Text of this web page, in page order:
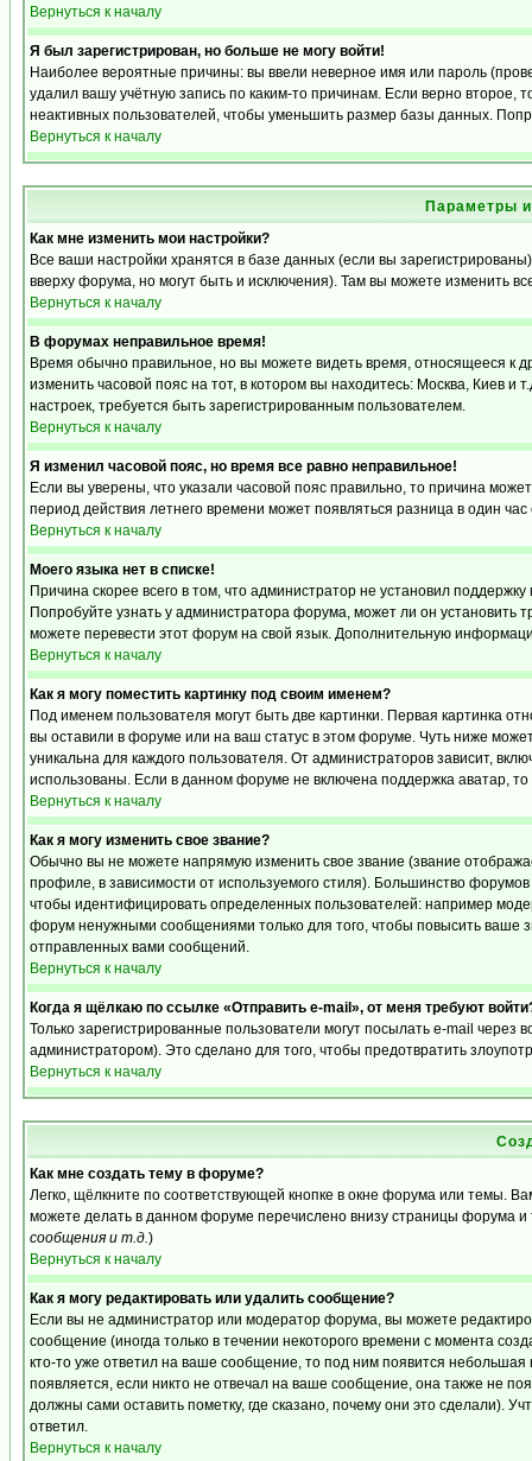
Вернуться к началу
Я был зарегистрирован, но больше не могу войти!
Наиболее вероятные причины: вы ввели неверное имя или пароль
удалил вашу учётную запись по каким-то причинам. Если верно
неактивных пользователей, чтобы уменьшить размер базы данных.
Вернуться к началу
Параметры
Как мне изменить мои настройки?
Все ваши настройки хранятся в базе данных (если вы
вверху форума, но могут быть и исключения). Там вы можете изменить
Вернуться к началу
В форумах неправильное время!
Время обычно правильное, но вы можете видеть время, относящееся к
изменить часовой пояс на тот, в котором вы находитесь: Москва, Киев
настроек, требуется быть зарегистрированным пользователем.
Вернуться к началу
Я изменил часовой пояс, но время все равно неправильное!
Если вы уверены, что указали часовой пояс правильно, то причина
период действия летнего времени может появляться разница в один
Вернуться к началу
Моего языка нет в списке!
Причина скорее всего в том, что администратор не установил
Попробуйте узнать у администратора форума, может ли он установить
можете перевести этот форум на свой язык. Дополнительную
Вернуться к началу
Как я могу поместить картинку под своим именем?
Под именем пользователя могут быть две картинки. Первая картинка
вы оставили в форуме или на ваш статус в этом форуме. Чуть ниже
уникальна для каждого пользователя. От администраторов зависит,
использованы. Если в данном форуме не включена поддержка аватар,
Вернуться к началу
Как я могу изменить свое звание?
Обычно вы не можете напрямую изменить свое звание (звание
профиле, в зависимости от используемого стиля). Большинство
чтобы идентифицировать определенных пользователей: например
форум ненужными сообщениями только для того, чтобы повысить ваше
отправленных вами сообщений.
Вернуться к началу
Когда я щёлкаю по ссылке «Отправить e-mail», от меня требуют
Только зарегистрированные пользователи могут посылать e-mail
администратором). Это сделано для того, чтобы предотвратить
Вернуться к началу
Как мне создать тему в форуме?
Легко, щёлкните по соответствующей кнопке в окне форума или темы.
можете делать в данном форуме перечислено внизу страницы форума и
сообщения и т.д.)
Вернуться к началу
Как я могу редактировать или удалить сообщение?
Если вы не администратор или модератор форума, вы можете
сообщение (иногда только в течении некоторого времени с момента
кто-то уже ответил на ваше сообщение, то под ним появится
появляется, если никто не отвечал на ваше сообщение, она также не
должны сами оставить пометку, где сказано, почему они это сделали).
ответил.
Вернуться к началу